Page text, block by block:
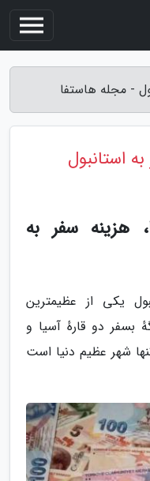
- مجله هاستفا
استانبول
هزینه سفر به
یکی از عظیمترین
بسفر دو قارهٔ آسیا و
شهر عظیم دنیا است